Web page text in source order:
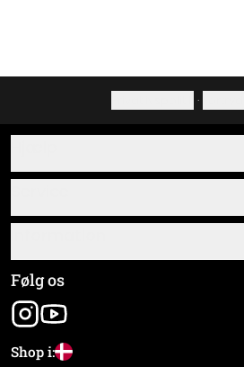
·
Om os
Monteringsvejledninger
Materialeoversigt
Pakkesporing
Almindelige forretningsbetingelser
Virksomhedsoplysninger
Følg os
Shop i: